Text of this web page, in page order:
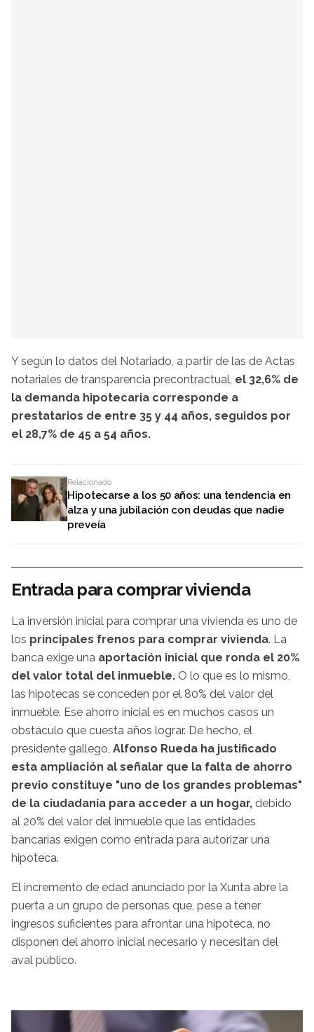
Y según lo datos del Notariado, a partir de las de Actas
notariales de transparencia precontractual, el 32,6% de
la demanda hipotecaria corresponde a
prestatarios de entre 35 y 44 años, seguidos por
el 28,7% de 45 a 54 años.
Relacionado
Hipotecarse a los 50 años: una tendencia en
alza y una jubilación con deudas que nadie
preveía
Entrada para comprar vivienda
La inversión inicial para comprar una vivienda es uno de
los principales frenos para comprar vivienda. La
banca exige una aportación inicial que ronda el 20%
del valor total del inmueble. O lo que es lo mismo,
las hipotecas se conceden por el 80% del valor del
inmueble. Ese ahorro inicial es en muchos casos un
obstáculo que cuesta años lograr. De hecho, el
presidente gallego, Alfonso Rueda ha justificado
esta ampliación al señalar que la falta de ahorro
previo constituye "uno de los grandes problemas"
de la ciudadanía para acceder a un hogar, debido
al 20% del valor del inmueble que las entidades
bancarias exigen como entrada para autorizar una
hipoteca.
El incremento de edad anunciado por la Xunta abre la
puerta a un grupo de personas que, pese a tener
ingresos suficientes para afrontar una hipoteca, no
disponen del ahorro inicial necesario y necesitan del
aval público.